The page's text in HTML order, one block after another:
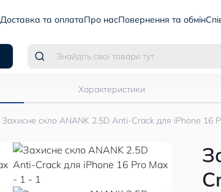
Доставка та оплатаПро насПовернення та обмін
Захисне скло ANANK 2.5D Anti-Crack для iPhone 16
Характеристики